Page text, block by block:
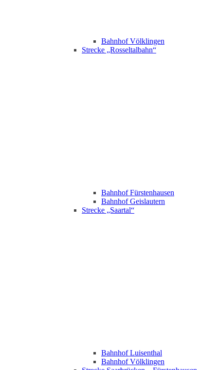
Bahnhof Völklingen
Strecke „Rosseltalbahn“
Bahnhof Fürstenhausen
Bahnhof Geislautern
Strecke „Saartal“
Bahnhof Luisenthal
Bahnhof Völklingen